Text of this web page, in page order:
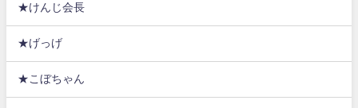
★けんじ会長
★げっげ
★こぼちゃん